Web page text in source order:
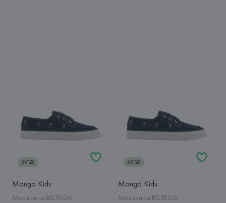
SS'26
Mango Kids
Мокасины BELTROA
SS'26
Mango Kids
Мокасины BELTROA